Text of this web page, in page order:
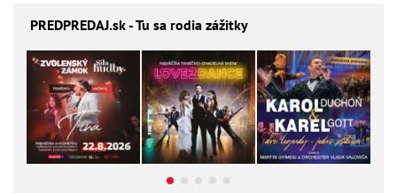
PREDPREDAJ.sk - Tu sa rodia zážitky